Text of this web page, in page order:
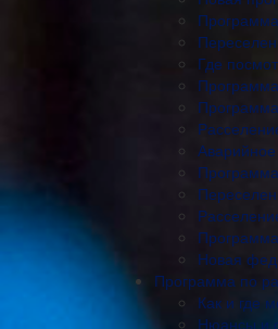
Где
Новая
Программа по
Как и где
Нюансы и